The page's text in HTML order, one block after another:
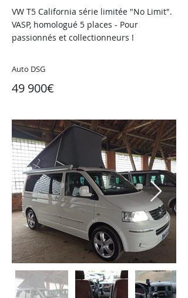
VW T5 California série limitée "No Limit".
VASP, homologué 5 places - Pour
passionnés et collectionneurs !
Auto DSG
49 900€